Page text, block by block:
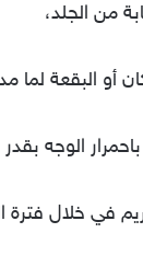
من الجلد،
تأتي عملية غسيل الوجه باستخدام
الوجه بقدر
في خلال فترة